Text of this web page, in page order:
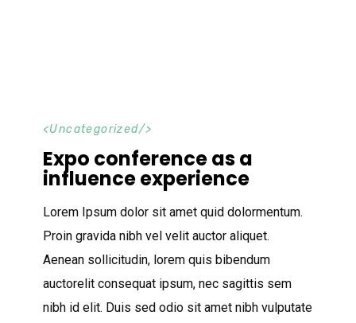
<Uncategorized/>
Expo conference as a
influence experience
Lorem Ipsum dolor sit amet quid dolormentum.
Proin gravida nibh vel velit auctor aliquet.
Aenean sollicitudin, lorem quis bibendum
auctorelit consequat ipsum, nec sagittis sem
nibh id elit. Duis sed odio sit amet nibh vulputate